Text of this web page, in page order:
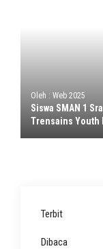
Oleh : Web 2025
Siswa SMAN 1
Trensains Youth
Terbit
Dibaca